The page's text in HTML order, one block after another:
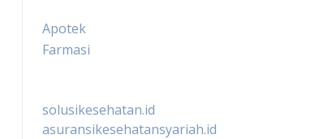
Apotek
Farmasi
solusikesehatan.id
asuransikesehatansyariah.id